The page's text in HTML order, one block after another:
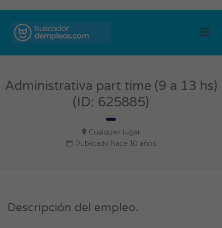
Administrativa part time (9 a 13 hs)
(ID: 625885)
Cualquier lugar
Publicado hace 10 años
Descripción del empleo.